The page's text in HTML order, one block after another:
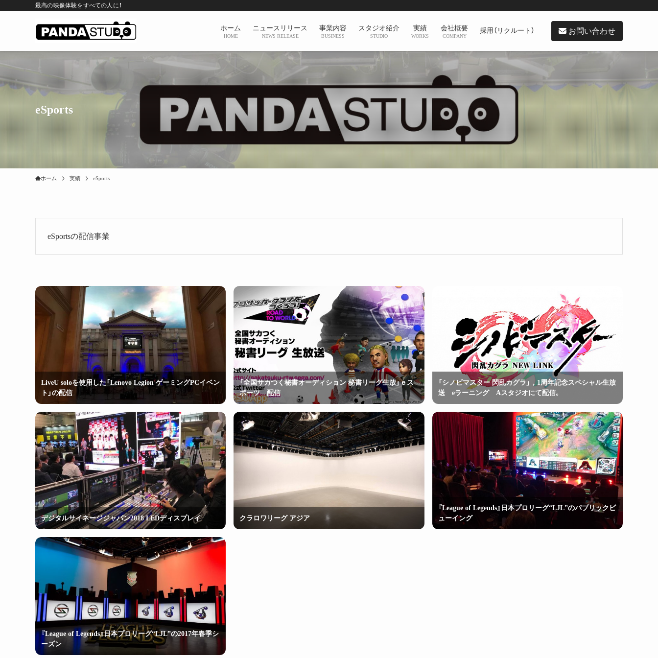
最高の映像体験をすべての人に！
ホーム
HOME
ニュースリリース
NEWS RELEASE
事業内容
BUSINESS
スタジオ紹介
STUDIO
実績
WORKS
会社概要
COMPANY
採用（リクルート） お問い合わせ
eSports
ホーム 実績 eSports
eSportsの配信事業
LiveU soloを使用した「Lenovo Legion ゲーミングPCイベン
ト」の配信
「全国サカつく秘書オーディション 秘書リーグ生放」ｅス
ポーツ 配信
「シノビマスター 閃乱カグラ」，1周年記念スペシャル生放
送 eラーニング Aスタジオにて配信。
デジタルサイネージジャパン2018 LEDディスプレイ クラロワリーグ アジア
『League of Legends』日本プロリーグ“LJL”のパブリックビ
ューイング
『League of Legends』日本プロリーグ“LJL”の2017年春季シ
ーズン